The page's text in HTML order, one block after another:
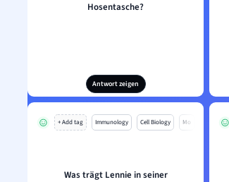
Hosentasche?
Antwort zeigen
+ Add tag Immunology Cell Biology Mo
Was trägt Lennie in seiner